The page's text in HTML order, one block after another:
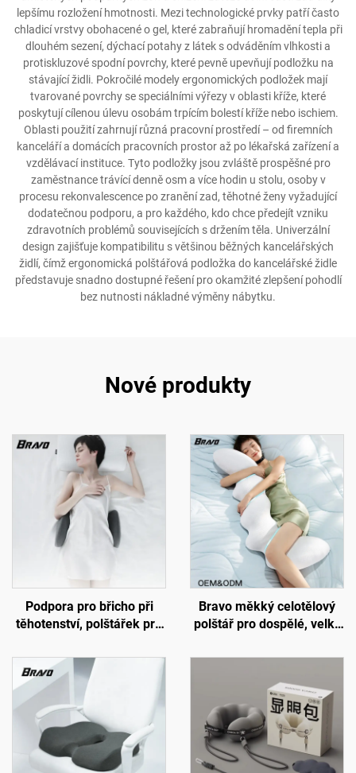
lepšímu rozložení hmotnosti. Mezi technologické prvky patří často
chladicí vrstvy obohacené o gel, které zabraňují hromadění tepla při
dlouhém sezení, dýchací potahy z látek s odváděním vlhkosti a
protiskluzové spodní povrchy, které pevně upevňují podložku na
stávající židli. Pokročilé modely ergonomických podložek mají
tvarované povrchy se speciálními výřezy v oblasti kříže, které
poskytují cílenou úlevu osobám trpícím bolestí kříže nebo ischiem.
Oblasti použití zahrnují různá pracovní prostředí – od firemních
kanceláří a domácích pracovních prostor až po lékařská zařízení a
vzdělávací instituce. Tyto podložky jsou zvláště prospěšné pro
zaměstnance trávící denně osm a více hodin u stolu, osoby v
procesu rekonvalescence po zranění zad, těhotné ženy vyžadující
dodatečnou podporu, a pro každého, kdo chce předejít vzniku
zdravotních problémů souvisejících s držením těla. Univerzální
design zajišťuje kompatibilitu s většinou běžných kancelářských
židlí, čímž ergonomická polštářová podložka do kancelářské židle
představuje snadno dostupné řešení pro okamžité zlepšení pohodlí
bez nutnosti nákladné výměny nábytku.
Nové produkty
Podpora pro břicho při
těhotenství, polštářek pro
lože, podložka W2
Bravo měkký celotělový
polštář pro dospělé, velký
na boku, těhotenský